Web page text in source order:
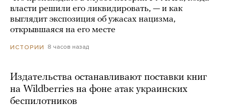
власти решили его ликвидировать, — и как
выглядит экспозиция об ужасах нацизма,
открывшаяся на его месте
ИСТОРИИ 8 часов назад
Издательства останавливают поставки книг
на Wildberries на фоне атак украинских
беспилотников